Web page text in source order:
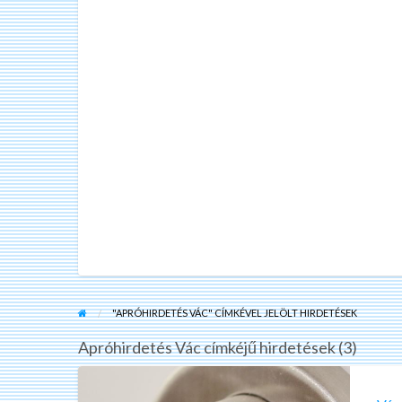
"APRÓHIRDETÉS VÁC" CÍMKÉVEL JELÖLT HIRDETÉSEK
Apróhirdetés Vác címkéjű hirdetések (3)
Vác